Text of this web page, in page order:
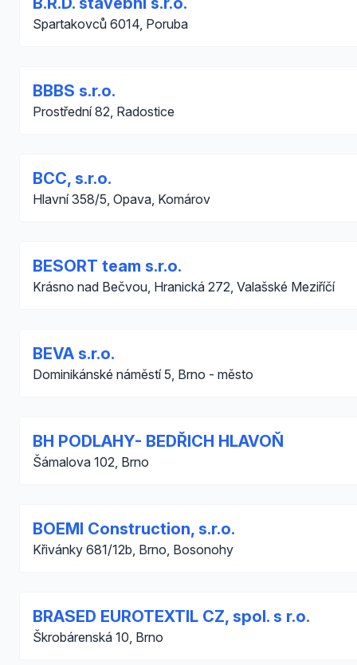
Spartakovců 6014, Poruba
BBBS s.r.o.
Prostřední 82, Radostice
BCC, s.r.o.
Hlavní 358/5, Opava, Komárov
BESORT team s.r.o.
Krásno nad Bečvou, Hranická 272, Valašské Meziříčí
BEVA s.r.o.
Dominikánské náměstí 5, Brno - město
BH PODLAHY- BEDŘICH HLAVOŇ
Šámalova 102, Brno
BOEMI Construction, s.r.o.
Křivánky 681/12b, Brno, Bosonohy
BRASED EUROTEXTIL CZ, spol. s r.o.
Škrobárenská 10, Brno